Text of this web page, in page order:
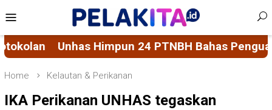
to
content
Menu
PTNBH Bahas Penguatan Sistem Penjaminan
Home Kelautan & Perikanan
IKA Perikanan UNHAS tegaskan